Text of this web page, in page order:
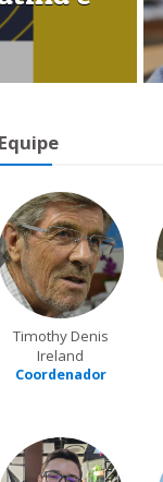
Equipe
Timothy Denis
Ireland
Coordenador